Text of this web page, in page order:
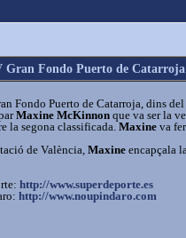
Gran Fondo Puerto de Catarroja
Fondo Puerto de Catarroja, dins
Maxine McKinnon que va ser la
la segona classificada.Maxine va
de València, Maxine encapçala
http://www.superdeporte.es
http://www.noupindaro.com